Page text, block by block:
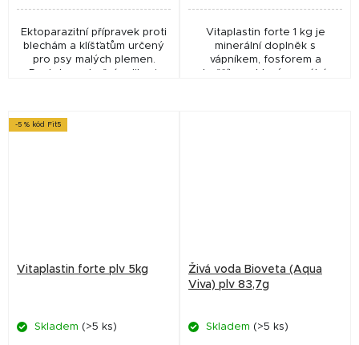
Ektoparazitní přípravek proti
blechám a klíšťatům určený
pro psy malých plemen.
Roztok pro kožní aplikaci.
Vitaplastin forte 1 kg je
minerální doplněk s
vápníkem, fosforem a
hořčíkem, který pomáhá
-5 % kód Fit5
Vitaplastin forte plv 5kg
Skladem (>5 ks)
Živá voda Bioveta (Aqua
Viva) plv 83,7g
Skladem (>5 ks)